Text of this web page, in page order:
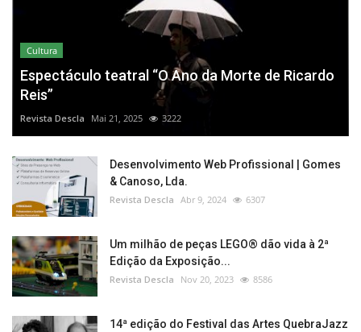
Cultura
Espectáculo teatral “O Ano da Morte de Ricardo
Reis”
Revista Descla Mai 21, 2025 3222
Desenvolvimento Web Profissional | Gomes
& Canoso, Lda.
Revista Descla Abr 9, 2024 6307
Um milhão de peças LEGO® dão vida à 2ª
Edição da Exposição...
Revista Descla Nov 20, 2023 8586
14ª edição do Festival das Artes QuebraJazz